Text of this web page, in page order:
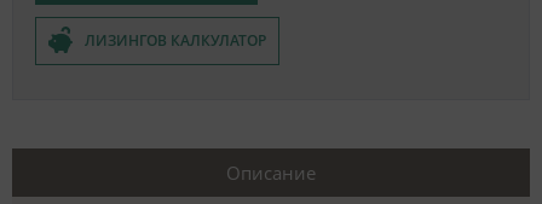
ЛИЗИНГОВ КАЛКУЛАТОР
Описание